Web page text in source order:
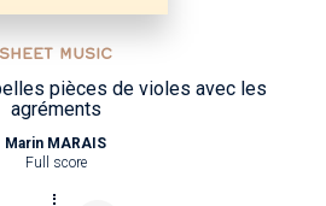
SHEET MUSIC
pièces de violes avec les
agréments
Marin MARAIS
Full score